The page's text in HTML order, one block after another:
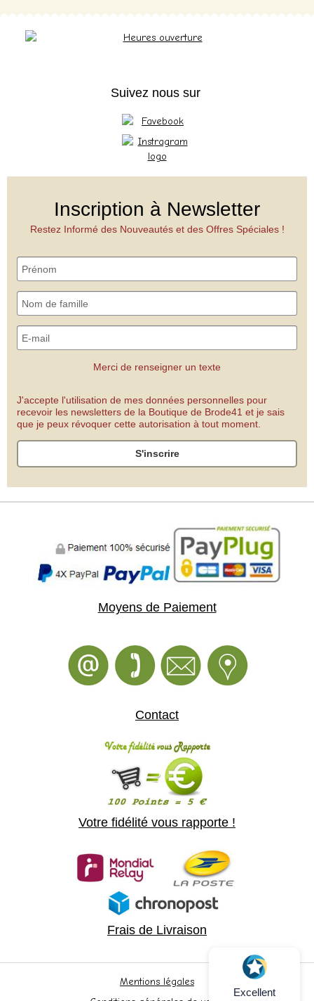
Suivez nous sur
Inscription à Newsletter
Restez Informé des Nouveautés et des Offres Spéciales !
Merci de renseigner un texte
J'accepte l'utilisation de mes données personnelles pour
recevoir les newsletters de la Boutique de Brode41 et je sais
que je peux révoquer cette autorisation à tout moment.
S'inscrire
Moyens de Paiement
Contact
Votre fidélité vous rapporte !
Frais de Livraison
Mentions légales
Excellent